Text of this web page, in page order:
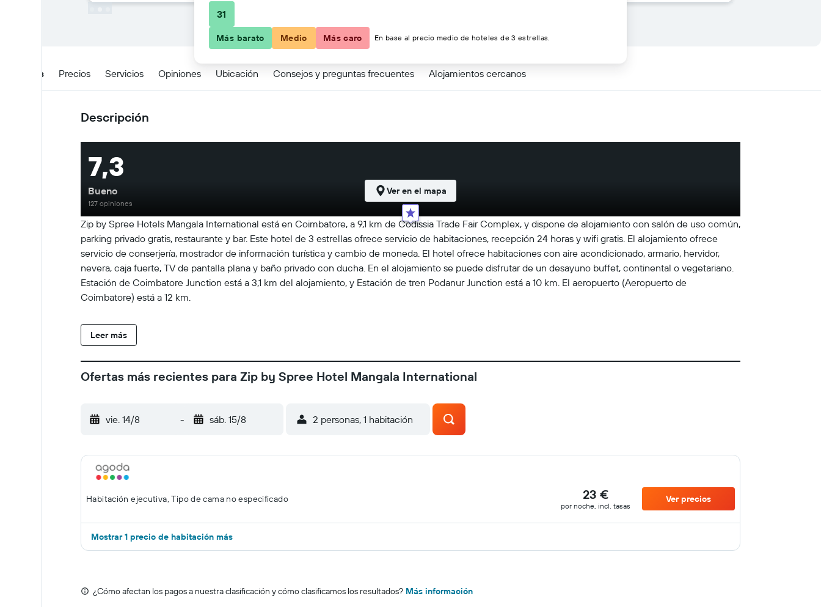
Detalles Precios Servicios Opiniones Ubicación Consejos y preguntas frecuentes Alojamientos cercanos
Descripción
Zip by Spree Hotels Mangala International está en Coimbatore, a 9,1 km de Codissia Trade Fair Complex, y dispone de alojamiento con salón de uso común,
parking privado gratis, restaurante y bar. Este hotel de 3 estrellas ofrece servicio de habitaciones, recepción 24 horas y wifi gratis. El alojamiento ofrece
servicio de conserjería, mostrador de información turística y cambio de moneda. El hotel ofrece habitaciones con aire acondicionado, armario, hervidor,
nevera, caja fuerte, TV de pantalla plana y baño privado con ducha. En el alojamiento se puede disfrutar de un desayuno buffet, continental o vegetariano.
Estación de Coimbatore Junction está a 3,1 km del alojamiento, y Estación de tren Podanur Junction está a 10 km. El aeropuerto (Aeropuerto de
Coimbatore) está a 12 km.
Leer más
7,3
Bueno
127 opiniones
Ver en el mapa
Ofertas más recientes para Zip by Spree Hotel Mangala International
vie. 14/8 - sáb. 15/8 2 personas, 1 habitación
Habitación ejecutiva, Tipo de cama no especificado 23 €
por noche, incl. tasas
Ver precios
Mostrar 1 precio de habitación más
¿Cómo afectan los pagos a nuestra clasificación y cómo clasificamos los resultados? Más información
31
Más barato Medio Más caro En base al precio medio de hoteles de 3 estrellas.